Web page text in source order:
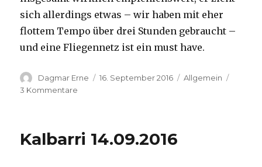
sich allerdings etwas – wir haben mit eher
flottem Tempo über drei Stunden gebraucht –
und eine Fliegennetz ist ein must have.
Autor
Dagmar Erne
Veröffentlicht
16. September 2016 Kategorien
Allgemein
3 Kommentare
Kalbarri 14.09.2016